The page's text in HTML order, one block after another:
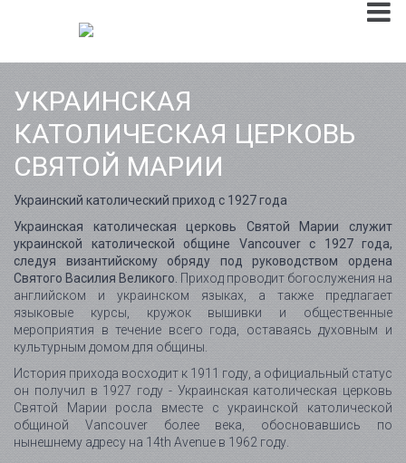
УКРАИНСКАЯ
КАТОЛИЧЕСКАЯ ЦЕРКОВЬ
СВЯТОЙ МАРИИ
Украинский католический приход с 1927 года
Украинская католическая церковь Святой Марии служит
украинской католической общине Vancouver с 1927 года,
следуя византийскому обряду под руководством ордена
Святого Василия Великого. Приход проводит богослужения на
английском и украинском языках, а также предлагает
языковые курсы, кружок вышивки и общественные
мероприятия в течение всего года, оставаясь духовным и
культурным домом для общины.
История прихода восходит к 1911 году, а официальный статус
он получил в 1927 году - Украинская католическая церковь
Святой Марии росла вместе с украинской католической
общиной Vancouver более века, обосновавшись по
нынешнему адресу на 14th Avenue в 1962 году.